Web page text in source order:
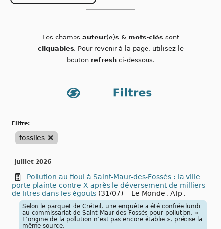
Les champs auteur(e)s & mots-clés sont
cliquables. Pour revenir à la page, utilisez le
bouton refreshci-dessous.
filtre:
fossiles
juillet 2026
Pollution au fioul à Saint-Maur-des-Fossés : la ville
porte plainte contre X après le déversement de milliers
de litres dans les égouts (31/07) - Le Monde , Afp ,
Selon le parquet de Créteil, une enquête a été confiée lundi
au commissariat de Saint-Maur-des-Fossés pour pollution. «
L’origine de la pollution n’est pas encore établie », précise la
même source.